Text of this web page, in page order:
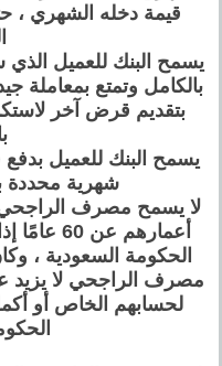
قيمة دخله الشهري ،
يسمح البنك للعميل
بالكامل وتمتع بمعاملة
بتقديم قرض آخر
يسمح البنك للعميل
شهرية محددة
لا يسمح مصرف الراجحي
أعمارهم
الحكومة السعودية ،
لحسابهم الخاص أو